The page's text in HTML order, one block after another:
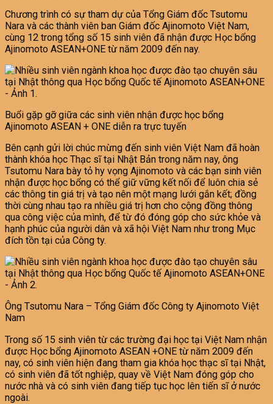
Chương trình có sự tham dự của Tổng Giám đốc Tsutomu
Nara và các thành viên ban Giám đốc Ajinomoto Việt Nam,
cùng 12 trong tổng số 15 sinh viên đã nhận được Học bổng
Ajinomoto ASEAN+ONE từ năm 2009 đến nay.
Buổi gặp gỡ giữa các sinh viên nhận được học bổng
Ajinomoto ASEAN + ONE diễn ra trực tuyến
Bên cạnh gửi lời chúc mừng đến sinh viên Việt Nam đã hoàn
thành khóa học Thạc sĩ tại Nhật Bản trong năm nay, ông
Tsutomu Nara bày tỏ hy vọng Ajinomoto và các bạn sinh viên
nhận được học bổng có thể giữ vững kết nối để luôn chia sẻ
các thông tin giá trị và tạo nên một mạng lưới gắn kết; đồng
thời cùng nhau tạo ra nhiều giá trị hơn cho cộng đồng thông
qua công việc của mình, để từ đó đóng góp cho sức khỏe và
hạnh phúc của người dân và xã hội Việt Nam như trong Mục
đích tồn tại của Công ty.
Ông Tsutomu Nara – Tổng Giám đốc Công ty Ajinomoto Việt
Nam
Trong số 15 sinh viên từ các trường đại học tại Việt Nam nhận
được Học bổng Ajinomoto ASEAN +ONE từ năm 2009 đến
nay, có sinh viên hiện đang tham gia khóa học thạc sĩ tại Nhật,
có sinh viên đã tốt nghiệp, quay về Việt Nam đóng góp cho
nước nhà và có sinh viên đang tiếp tục học lên tiến sĩ ở nước
ngoài.